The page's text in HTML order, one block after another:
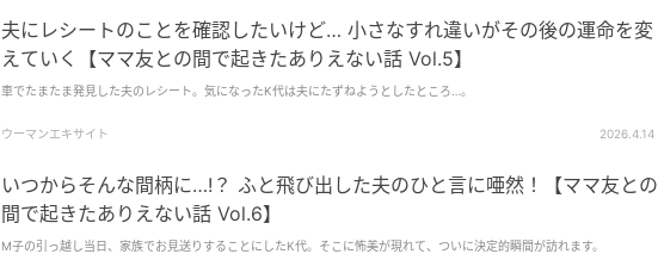
夫にレシートのことを確認したいけど… 小さなすれ違いがその後の運命を変
えていく【ママ友との間で起きたありえない話 Vol.5】
車でたまたま発見した夫のレシート。気になったK代は夫にたずねようとしたところ…。
ウーマンエキサイト 2026.4.14
いつからそんな間柄に…!？ ふと飛び出した夫のひと言に唖然！【ママ友との
間で起きたありえない話 Vol.6】
M子の引っ越し当日、家族でお見送りすることにしたK代。そこに怖美が現れて、ついに決定的瞬間が訪れます。